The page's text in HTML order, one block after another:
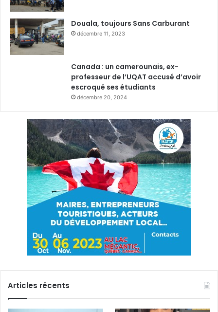
Douala, toujours Sans Carburant
décembre 11, 2023
Canada : un camerounais, ex-
professeur de l’UQAT accusé d’avoir
escroqué ses étudiants
décembre 20, 2024
Articles récents